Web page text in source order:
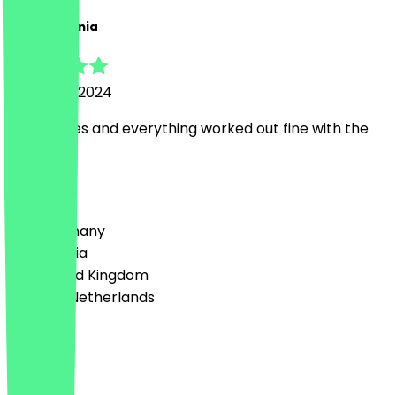
Maria Eugenia
22 August 2024
tasty cakes and everything worked out fine with the
🇩🇪 Germany
🇦🇹 Austria
🇬🇧 United Kingdom
🇳🇱 The Netherlands